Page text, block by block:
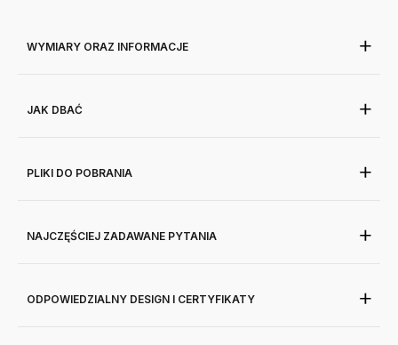
WYMIARY ORAZ INFORMACJE
JAK DBAĆ
PLIKI DO POBRANIA
NAJCZĘŚCIEJ ZADAWANE PYTANIA
ODPOWIEDZIALNY DESIGN I CERTYFIKATY